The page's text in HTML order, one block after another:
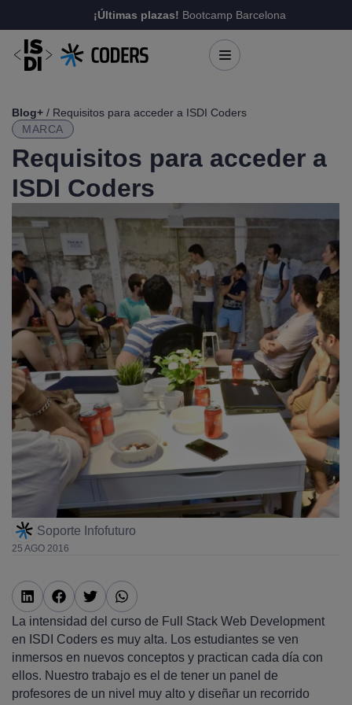
¡Últimas plazas! Bootcamp Barcelona
Blog+ / Requisitos para acceder a ISDI Coders
MARCA
Requisitos para acceder a
ISDI Coders
Soporte Infofuturo
25 AGO 2016
La intensidad del curso de Full Stack Web Development
en ISDI Coders es muy alta. Los estudiantes se ven
inmersos en nuevos conceptos y practican cada día con
ellos. Nuestro trabajo es el de tener un panel de
profesores de un nivel muy alto y diseñar un recorrido